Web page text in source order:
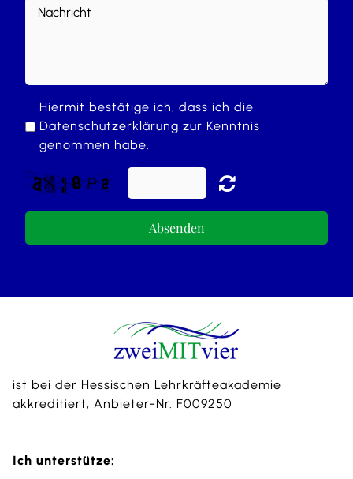
Hiermit bestätige ich, dass ich die
Datenschutzerklärung zur Kenntnis
genommen habe.
Absenden
ist bei der Hessischen Lehrkräfteakademie
akkreditiert, Anbieter-Nr. F009250
Ich unterstütze: